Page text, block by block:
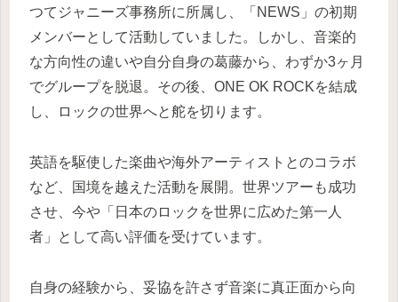
つてジャニーズ事務所に所属し、「NEWS」の初期
メンバーとして活動していました。しかし、音楽的
な方向性の違いや自分自身の葛藤から、わずか3ヶ月
でグループを脱退。その後、ONE OK ROCKを結成
し、ロックの世界へと舵を切ります。
英語を駆使した楽曲や海外アーティストとのコラボ
など、国境を越えた活動を展開。世界ツアーも成功
させ、今や「日本のロックを世界に広めた第一人
者」として高い評価を受けています。
自身の経験から、妥協を許さず音楽に真正面から向